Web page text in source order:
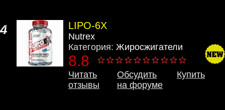
4 LIPO-6X
Nutrex
Категория: Жиросжигатели
8.8
Читать
отзывы
Обсудить
на форуме
Купить